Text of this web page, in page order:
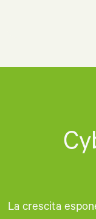
La crescita